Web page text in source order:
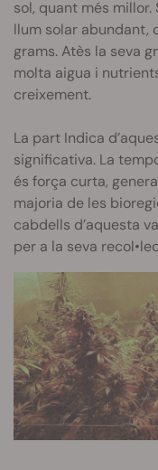
sol, quant més
llum solar abundant,
grams. Atès la seva
molta aigua i
creixement.
La part Indica
significativa. La
és força curta,
majoria de les
cabdells d’aquesta
per a la seva